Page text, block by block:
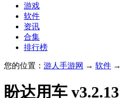
游戏
软件
资讯
合集
排行榜
您的位置： 游人手游网 → 软件 →
盼达用车 v3.2.13